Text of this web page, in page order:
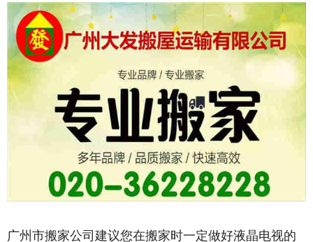
广州市搬家公司建议您在搬家时一定做好液晶电视的